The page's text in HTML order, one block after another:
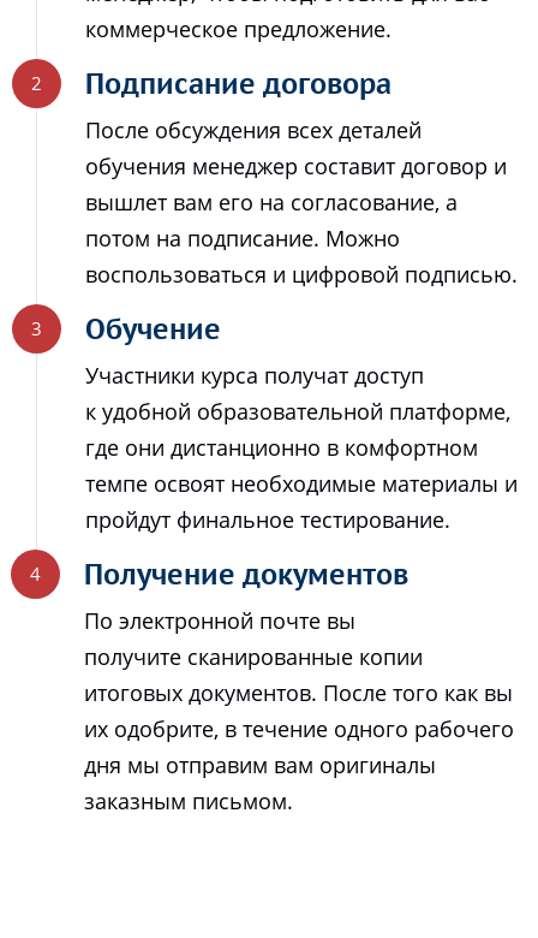
коммерческое предложение.
Подписание договора
После обсуждения всех деталей
обучения менеджер составит договор и
вышлет вам его на согласование, а
потом на подписание. Можно
воспользоваться и цифровой подписью.
Обучение
Участники курса получат доступ
к удобной образовательной платформе,
где они дистанционно в комфортном
темпе освоят необходимые материалы и
пройдут финальное тестирование.
Получение документов
По электронной почте вы
получите сканированные копии
итоговых документов. После того как вы
их одобрите, в течение одного рабочего
дня мы отправим вам оригиналы
заказным письмом.